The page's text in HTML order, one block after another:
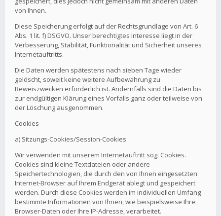
von Ihnen.
Diese Speicherung erfolgt auf der Rechtsgrundlage von Art. 6
Abs. 1 lit. f) DSGVO. Unser berechtigtes Interesse liegt in der
Verbesserung, Stabilität, Funktionalität und Sicherheit unseres
Internetauftritts.
Die Daten werden spätestens nach sieben Tage wieder
gelöscht, soweit keine weitere Aufbewahrung zu
Beweiszwecken erforderlich ist. Andernfalls sind die Daten bis
zur endgültigen Klärung eines Vorfalls ganz oder teilweise von
der Löschung ausgenommen.
Cookies
a) Sitzungs-Cookies/Session-Cookies
Wir verwenden mit unserem Internetauftritt sog. Cookies.
Cookies sind kleine Textdateien oder andere
Speichertechnologien, die durch den von Ihnen eingesetzten
Internet-Browser auf Ihrem Endgerät ablegt und gespeichert
werden. Durch diese Cookies werden im individuellen Umfang
bestimmte Informationen von Ihnen, wie beispielsweise Ihre
Browser-Daten oder Ihre IP-Adresse, verarbeitet.